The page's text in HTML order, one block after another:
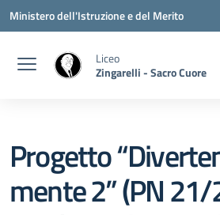
Vai ai contenuti
Vai al menu di navigazione
Vai al footer
Ministero dell'Istruzione e del Merito
Liceo
Zingarelli - Sacro Cuore
Progetto
mente 2” (PN